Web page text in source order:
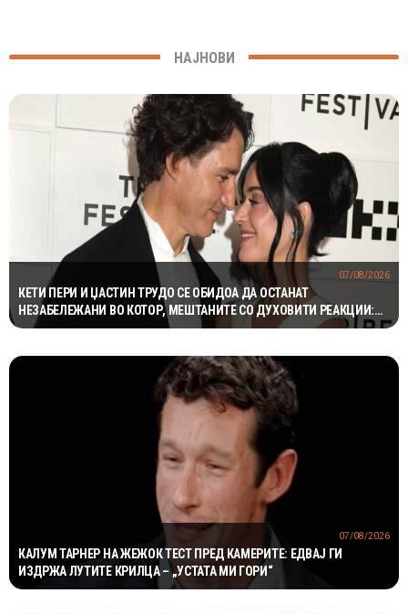
НАЈНОВИ
КЕТИ ПЕРИ И ЏАСТИН ТРУДО СЕ ОБИДОА ДА ОСТАНАТ
НЕЗАБЕЛЕЖАНИ ВО КОТОР, МЕШТАНИТЕ СО ДУХОВИТИ РЕАКЦИИ:
„НИКОЈ НЕ БИ ГИ ПРЕПОЗНАЛ“
07/08/2026
КАЛУМ ТАРНЕР НА ЖЕЖОК ТЕСТ ПРЕД КАМЕРИТЕ: ЕДВАЈ ГИ
ИЗДРЖА ЛУТИТЕ КРИЛЦА – „УСТАТА МИ ГОРИ“
07/08/2026